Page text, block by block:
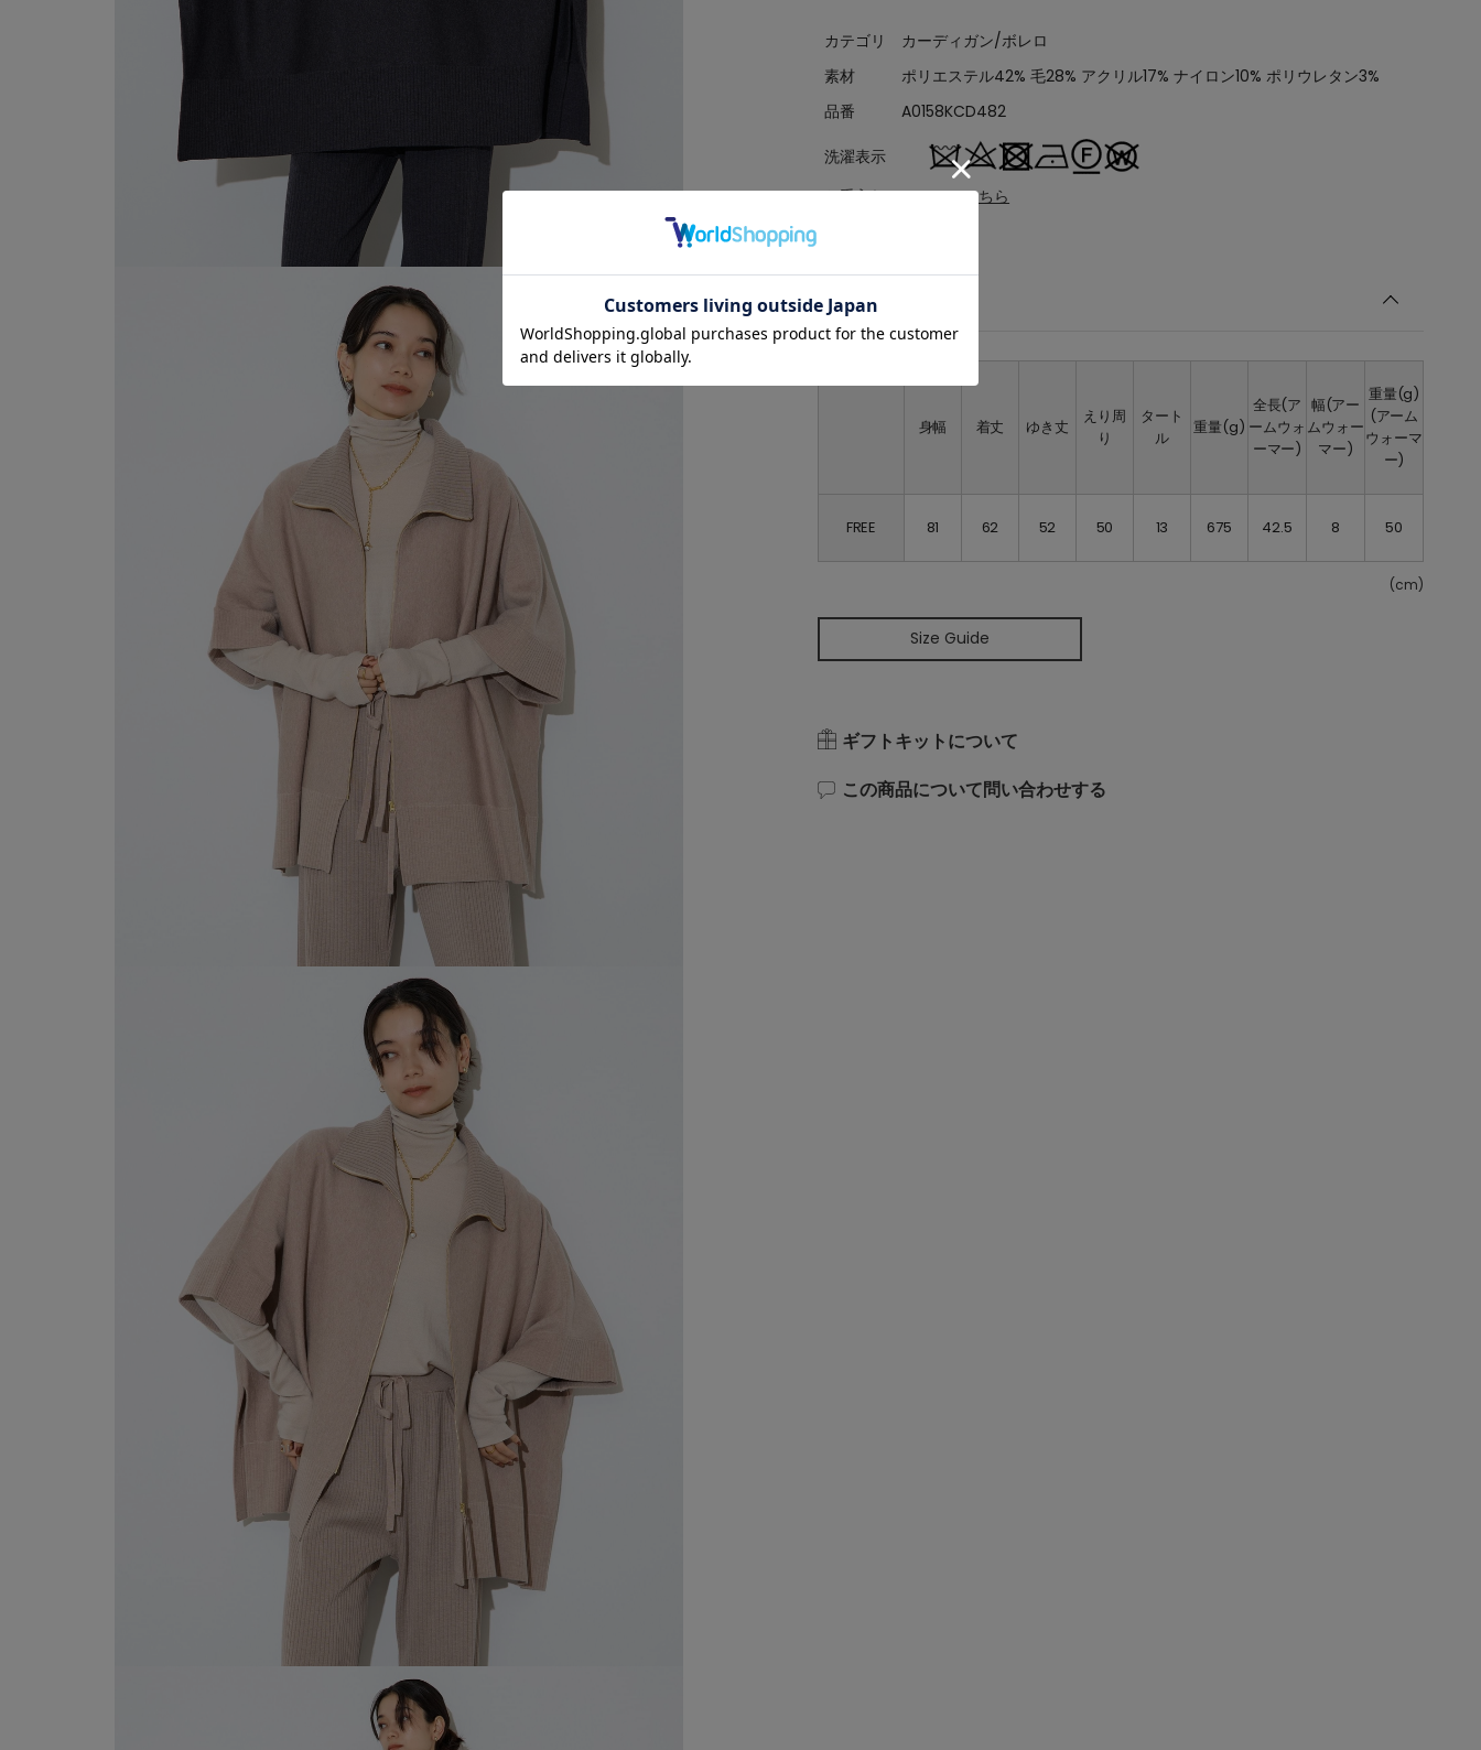
カテゴリ
カーディガン/ボレロ
素材
ポリエステル42% 毛28% アクリル17% ナイロン10% ポリウレタン3%
品番
A0158KCD482
洗濯表示
お手入れについてはこちら
サイズ詳細
身幅 着丈 ゆき丈
えり周
り
タート
ル
重量(g)
全長(ア
ームウォ
ーマー)
幅(アー
ムウォー
マー)
重量(g)
(アーム
ウォーマ
ー)
FREE 81 62 52 50 13 675 42.5 8 50
(cm)
Size Guide
ギフトキットについて
この商品について問い合わせする